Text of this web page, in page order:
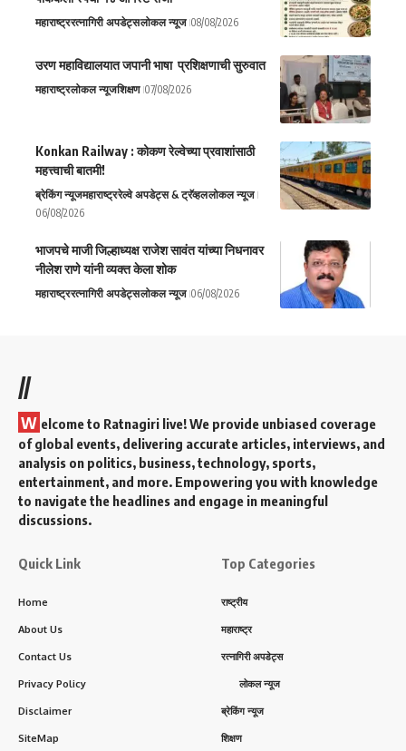
महाराष्ट्ररत्नागिरी अपडेट्सलोकल न्यूज 08/08/2026
उरण महाविद्यालयात जपानी भाषा प्रशिक्षणाची सुरुवात
महाराष्ट्रलोकल न्यूजशिक्षण 07/08/2026
Konkan Railway : कोकण रेल्वेच्या प्रवाशांसाठी
महत्त्वाची बातमी!
ब्रेकिंग न्यूजमहाराष्ट्ररेल्वे अपडेट्स & ट्रॅव्हललोकल न्यूज
06/08/2026
भाजपचे माजी जिल्हाध्यक्ष राजेश सावंत यांच्या निधनावर
नीलेश राणे यांनी व्यक्त केला शोक
महाराष्ट्ररत्नागिरी अपडेट्सलोकल न्यूज 06/08/2026
//
W elcome to Ratnagiri live! We provide unbiased coverage
of global events, delivering accurate articles, interviews, and
analysis on politics, business, technology, sports,
entertainment, and more. Empowering you with knowledge
to navigate the headlines and engage in meaningful
discussions.
Quick Link
Home
About Us
Contact Us
Privacy Policy
Disclaimer
SiteMap
Top Categories
राष्ट्रीय
महाराष्ट्र
रत्नागिरी अपडेट्स
लोकल न्यूज
ब्रेकिंग न्यूज
शिक्षण